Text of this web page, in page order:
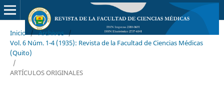
Inicio / Archivos /
Vol. 6 Núm. 1-4 (1935): Revista de la Facultad de Ciencias Médicas
(Quito)
/
ARTÍCULOS ORIGINALES